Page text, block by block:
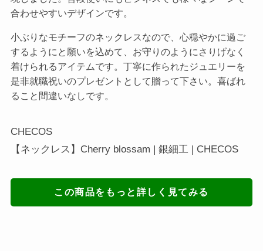
合わせやすいデザインです。
小ぶりなモチーフのネックレスなので、心穏やかに過ご
するようにと願いを込めて、お守りのようにさりげなく
着けられるアイテムです。丁寧に作られたジュエリーを
是非就職祝いのプレゼントとして贈って下さい。喜ばれ
ること間違いなしです。
CHECOS
【ネックレス】Cherry blossam | 銀細工 | CHECOS
この商品をもっと詳しく見てみる